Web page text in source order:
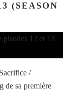
(SEASON
/
sa première